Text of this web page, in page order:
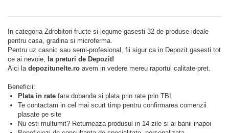
In categoria Zdrobitori fructe si legume gasesti 32 de produse ideale
pentru casa, gradina si microferma.
Pentru uz casnic sau semi-profesional, fii sigur ca in Depozit gasesti tot
ce ai nevoie, la preturi de Depozit!
Aici la depozitunelte.ro avem in vedere mereu raportul calitate-pret.
Beneficii:
Plata in rate fara dobanda si plata prin rate prin TBI
Te contactam in cel mai scurt timp pentru confirmarea comenzii
plasate pe site
Nu esti multumit? Returneaza produsul in 14 zile si ai banii inapoi